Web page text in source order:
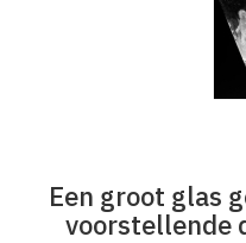
Een groot glas
voorstellende